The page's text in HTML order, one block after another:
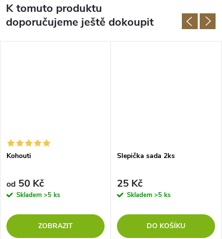
K tomuto produktu
doporučujeme ještě dokoupit
Kohouti
od 50 Kč
Skladem >5 ks
ZOBRAZIT
Slepička sada 2ks
25 Kč
Skladem >5 ks
DO KOŠÍKU